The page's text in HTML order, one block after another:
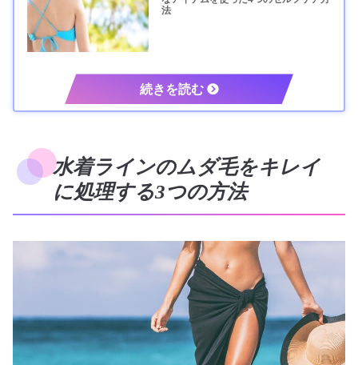
法
水着ラインのムダ毛をキレイ
に処理する3つの方法